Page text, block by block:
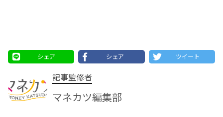
シェア シェア ツイート
記事監修者
マネカツ編集部